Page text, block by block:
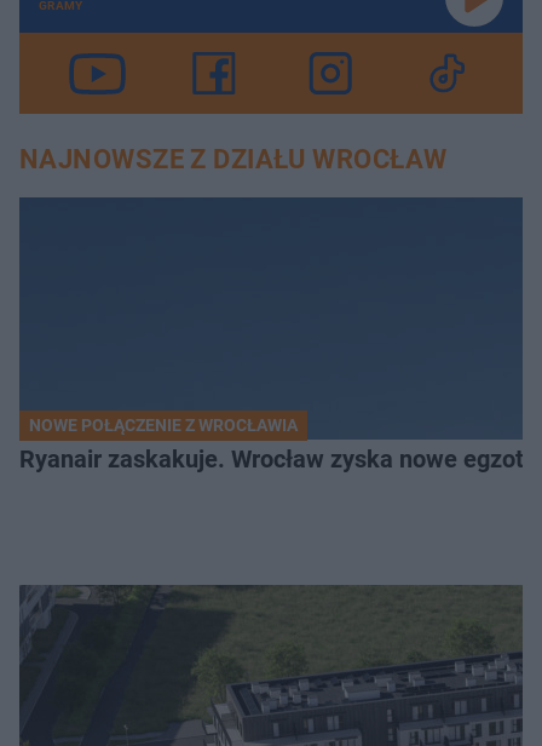
GRAMY
NAJNOWSZE Z DZIAŁU WROCŁAW
NOWE POŁĄCZENIE Z WROCŁAWIA
Ryanair zaskakuje. Wrocław zyska nowe